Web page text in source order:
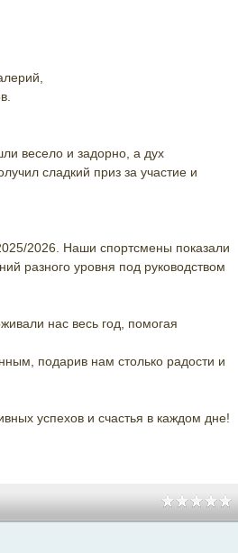
весело и задорно, а дух
сладкий приз за участие и
2026. Наши спортсмены показали
разного уровня под руководством
нас весь год, помогая
подарив нам столько радости и
успехов и счастья в каждом дне!